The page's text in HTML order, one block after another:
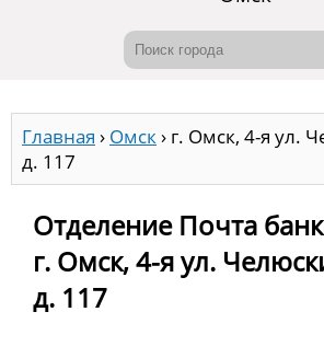
Главная › Омск› г. Омск, 4-я ул.
д. 117
Отделение Почта
г. Омск, 4-я ул.
д. 117